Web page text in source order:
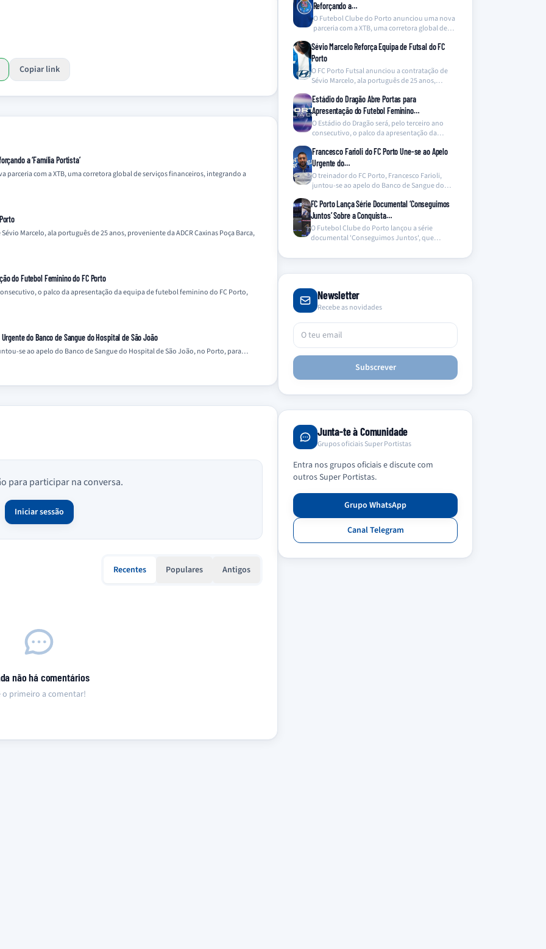
Copiar link
a ‘Família Portista’
parceria com a XTB, uma corretora global de serviços financeiros, integrando a
Marcelo, ala português de 25 anos, proveniente da ADCR Caxinas Poça Barca,
do Futebol Feminino do FC Porto
o palco da apresentação da equipa de futebol feminino do FC Porto,
do Banco de Sangue do Hospital de São João
se ao apelo do Banco de Sangue do Hospital de São João, no Porto, para…
para participar na conversa.
Iniciar sessão
Recentes Populares Antigos
não há comentários
o primeiro a comentar!
Reforçando a…
O Futebol Clube do Porto anunciou uma nova
parceria com a XTB, uma corretora global de…
Sévio Marcelo Reforça Equipa de Futsal do FC
Porto
O FC Porto Futsal anunciou a contratação de
Sévio Marcelo, ala português de 25 anos,
Estádio do Dragão Abre Portas para
Apresentação do Futebol Feminino…
O Estádio do Dragão será, pelo terceiro ano
consecutivo, o palco da apresentação da
Francesco Farioli do FC Porto Une-se ao Apelo
Urgente do…
O treinador do FC Porto, Francesco Farioli,
juntou-se ao apelo do Banco de Sangue do
FC Porto Lança Série Documental ‘Conseguimos
Juntos’ Sobre a Conquista…
O Futebol Clube do Porto lançou a série
documental 'Conseguimos Juntos', que
Newsletter
Recebe as novidades
Subscrever
Junta-te à Comunidade
Grupos oficiais Super Portistas
Entra nos grupos oficiais e discute com
outros Super Portistas.
Grupo WhatsApp
Canal Telegram